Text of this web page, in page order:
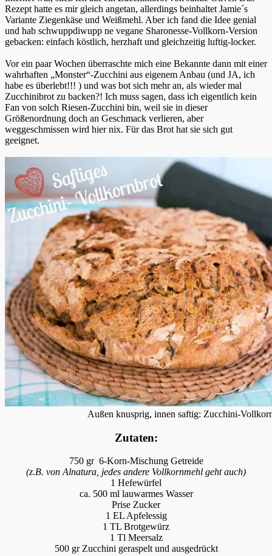
Rezept hatte es mir gleich angetan, allerdings beinhaltet Jamie´s
Variante Ziegenkäse und Weißmehl. Aber ich fand die Idee genial
und hab schwuppdiwupp ne vegane Sharonesse-Vollkorn-Version
gebacken: einfach köstlich, herzhaft und gleichzeitig luftig-locker.
Vor ein paar Wochen überraschte mich eine Bekannte dann mit einer
wahrhaften „Monster“-Zucchini aus eigenem Anbau (und JA, ich
habe es überlebt!!! ) und was bot sich mehr an, als wieder mal
Zucchinibrot zu backen?! Ich muss sagen, dass ich eigentlich kein
Fan von solch Riesen-Zucchini bin, weil sie in dieser
Größenordnung doch an Geschmack verlieren, aber
weggeschmissen wird hier nix. Für das Brot hat sie sich gut
geeignet.
Außen knusprig, innen saftig: Zucchini-
Zutaten:
750 gr 6-Korn-Mischung Getreide
(z.B. von Alnatura, jedes andere Vollkornmehl geht auch)
1 Hefewürfel
ca. 500 ml lauwarmes Wasser
Prise Zucker
1 EL Apfelessig
1 TL Brotgewürz
1 Tl Meersalz
500 gr Zucchini geraspelt und ausgedrückt